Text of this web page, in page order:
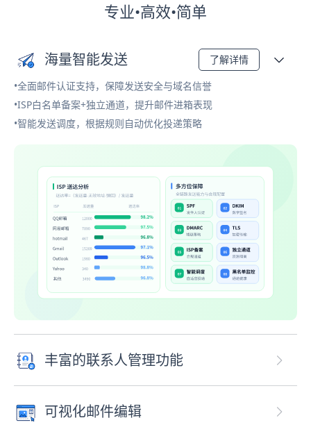
专业•高效•简单
海量智能发送 了解详情
•全面邮件认证支持，保障发送安全与域名信誉
•ISP白名单备案+独立通道，提升邮件进箱表现
•智能发送调度，根据规则自动优化投递策略
丰富的联系人管理功能
可视化邮件编辑